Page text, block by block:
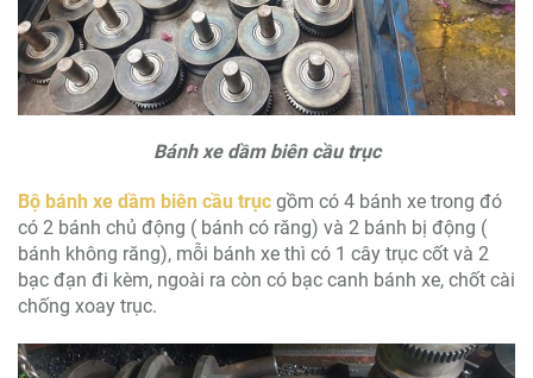
Bánh xe dầm biên cầu trục
Bộ bánh xe dầm biên cầu trục gồm có 4 bánh xe trong đó
có 2 bánh chủ động ( bánh có răng) và 2 bánh bị động (
bánh không răng), mỗi bánh xe thì có 1 cây trục cốt và 2
bạc đạn đi kèm, ngoài ra còn có bạc canh bánh xe, chốt cài
chống xoay trục.